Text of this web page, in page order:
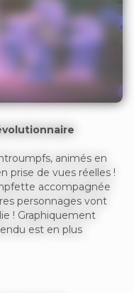
animés en
prise de vues réelles !
accompagnée
personnages vont
! Graphiquement
est en plus